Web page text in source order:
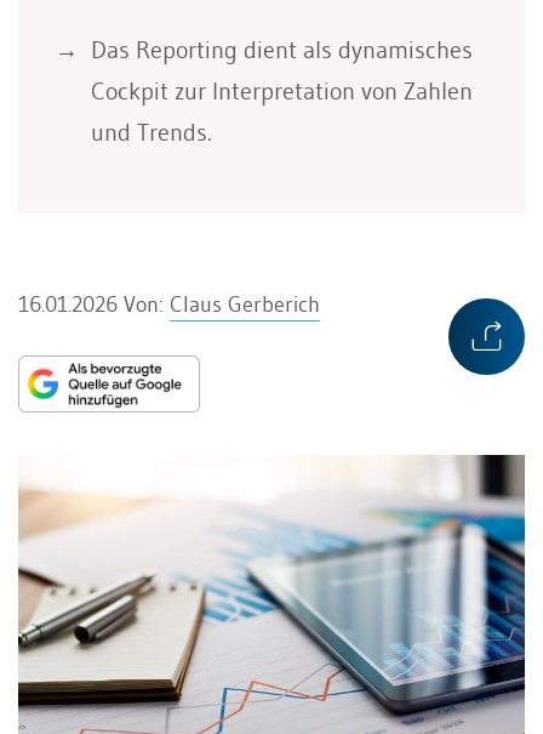
Das Reporting dient als dynamisches
Cockpit zur Interpretation von Zahlen
und Trends.
16.01.2026 Von: Claus Gerberich